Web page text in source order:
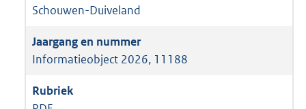
Schouwen-Duiveland
Informatieobject 2026, 11188